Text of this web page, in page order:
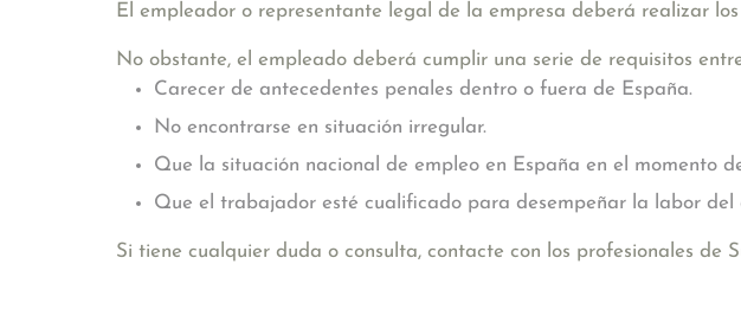
El empleador o representante legal de la empresa deberá realizar
No obstante, el empleado deberá cumplir una serie de requisitos
Carecer de antecedentes penales dentro o fuera de España.
No encontrarse en situación irregular.
Que la situación nacional de empleo en España en el momento
Que el trabajador esté cualificado para desempeñar la labor del
Si tiene cualquier duda o consulta, contacte con los profesionales de